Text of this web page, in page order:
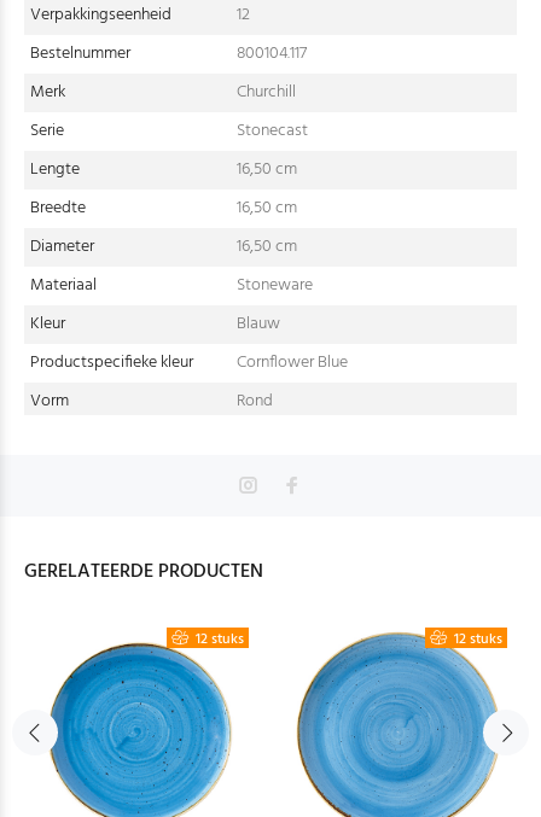
Verpakkingseenheid
12
Bestelnummer
800104.117
Merk
Churchill
Serie
Stonecast
Lengte
16,50 cm
Breedte
16,50 cm
Diameter
16,50 cm
Materiaal
Stoneware
Kleur
Blauw
Productspecifieke kleur
Cornflower Blue
Vorm
Rond
GERELATEERDE PRODUCTEN
12 stuks 12 stuks